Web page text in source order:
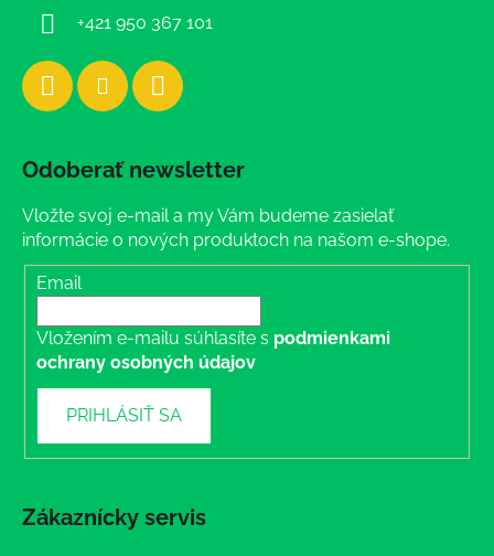
+421 950 367 101
Odoberať newsletter
Vložte svoj e-mail a my Vám budeme zasielať
informácie o nových produktoch na našom e-shope.
Email
Vložením e-mailu súhlasíte s podmienkami
ochrany osobných údajov
PRIHLÁSIŤ SA
Zákaznícky servis